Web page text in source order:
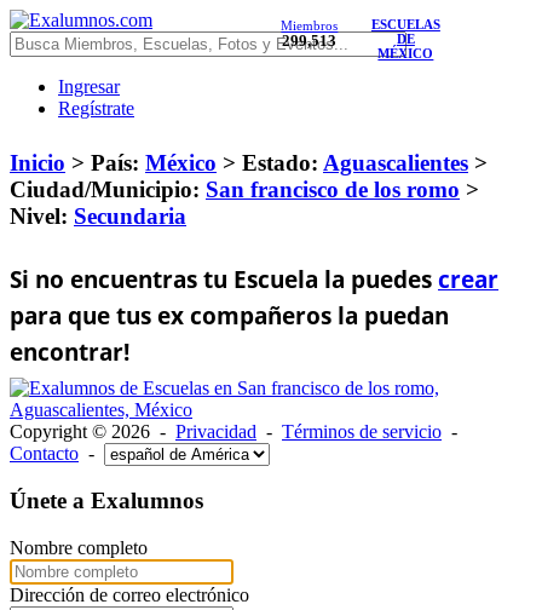
Miembros
299,513
ESCUELAS
DE
MÉXICO
Ingresar
Regístrate
Inicio > País: México > Estado: Aguascalientes >
Ciudad/Municipio: San francisco de los romo >
Nivel: Secundaria
Si no encuentras tu Escuela la puedescrear
para que tus ex compañeros la puedan
encontrar!
Copyright © 2026 - Privacidad - Términos de servicio -
Contacto -
Únete a Exalumnos
Nombre completo
Dirección de correo electrónico